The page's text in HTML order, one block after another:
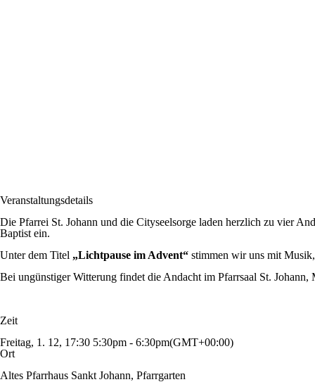
Veranstaltungsdetails
Die Pfarrei St. Johann und die Cityseelsorge laden herzlich zu vier
Baptist ein.
Unter dem Titel „Lichtpause im Advent“ stimmen wir uns mit
Bei ungünstiger Witterung findet die Andacht im Pfarrsaal St. Johann,
Zeit
Freitag, 1. 12, 17:30 5:30pm - 6:30pm(GMT+00:00)
Ort
Altes Pfarrhaus Sankt Johann, Pfarrgarten